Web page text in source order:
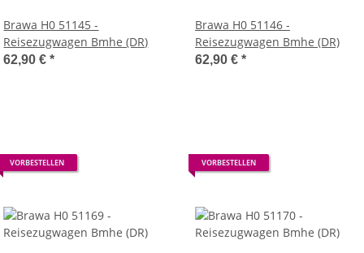
Brawa H0 51145 -
Reisezugwagen Bmhe (DR)
62,90 €*
Brawa H0 51146 -
Reisezugwagen Bmhe (DR)
62,90 € *
VORBESTELLEN VORBESTELLEN